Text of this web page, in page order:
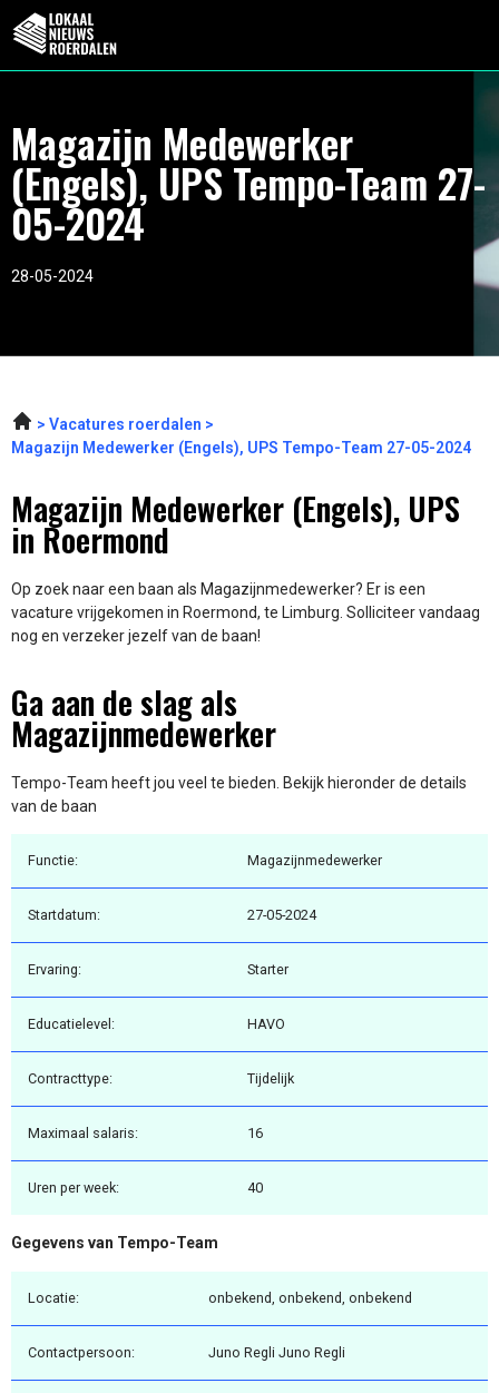
Magazijn Medewerker
(Engels), UPS Tempo-Team 27-
05-2024
28-05-2024
Vacatures roerdalen
Magazijn Medewerker (Engels), UPS Tempo-Team 27-05-2024
Magazijn Medewerker (Engels), UPS
in Roermond
Op zoek naar een baan als Magazijnmedewerker? Er is een
vacature vrijgekomen in Roermond, te Limburg. Solliciteer vandaag
nog en verzeker jezelf van de baan!
Ga aan de slag als
Magazijnmedewerker
Tempo-Team heeft jou veel te bieden. Bekijk hieronder de details
van de baan
Functie: Magazijnmedewerker
Startdatum: 27-05-2024
Ervaring: Starter
Educatielevel: HAVO
Contracttype: Tijdelijk
Maximaal salaris: 16
Uren per week: 40
Gegevens van Tempo-Team
Locatie: onbekend, onbekend, onbekend
Contactpersoon: Juno Regli Juno Regli